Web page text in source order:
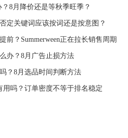
8月降价还是等秋季旺季？
定关键词应该按词还是按意图？
前？Summerween正在拉长销售周期
办？8月广告止损方法
？8月选品时间判断方法
用吗？订单密度不等于排名稳定